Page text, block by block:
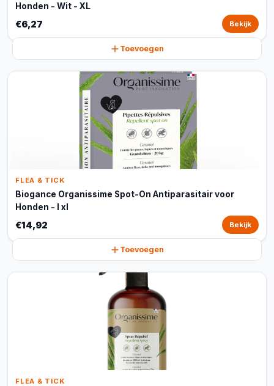
Honden - Wit - XL
€6,27 Bekijk
Toevoegen
FLEA & TICK
Biogance Organissime Spot-On Antiparasitair voor
Honden - l xl
€14,92 Bekijk
Toevoegen
FLEA & TICK